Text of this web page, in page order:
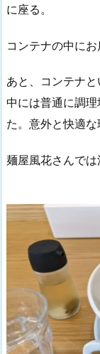
に座る。
コンテナの中に
あと、コンテナ
中には普通に調
た。意外と快適な
麺屋風花さんでは